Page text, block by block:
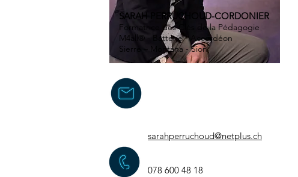
SARAH PERRUCHOUD-CORDONIER
Formatrice des Clés de la Pédagogie
M4all® - Batterie - Accordéon
Sierre – Montana - Sion
sarahperruchoud@netplus.ch
078 600 48 18